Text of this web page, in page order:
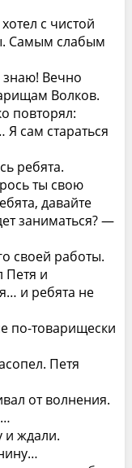
с чистой
Самым слабым
знаю! Вечно
Волков.
повторял:
сам стараться
ребята.
ты свою
давайте
заниматься? —
своей работы.
Петя и
и ребята не
по-товарищески
Петя
от волнения.
и ждали.